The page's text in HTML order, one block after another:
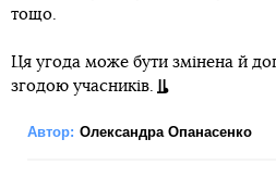
тощо.
Ця угода може бути змінена й
згодою учасників.
Автор: Олександра Опанасенко